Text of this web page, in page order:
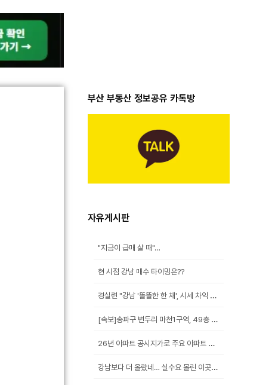
부산 부동산 정보공유 카톡방
자유게시판
"지금이 급매 살 때"…
현 시점 강남 매수 타이밍은??
경실련 "강남 '똘똘한 한 채', 시세 차익 102억인...
[속보]송파구 변두리 마천1구역, 49층 랜드마크로 날...
26년 아파트 공시지가로 주요 아파트 보유세 시뮬레이션...
강남보다 더 올랐네… 실수요 몰린 이곳은?